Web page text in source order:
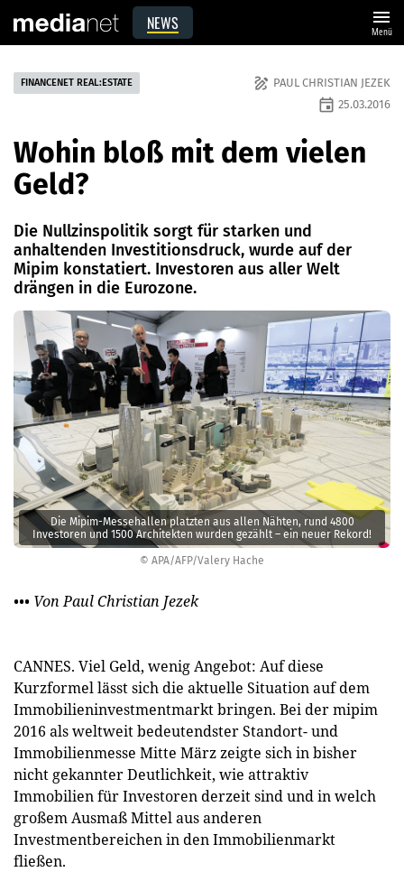
NEWS menu
Menü
© APA/AFP/Valery Hache
Die Mipim-Messehallen platzten aus allen Nähten, rund 4800
Investoren und 1500 Architekten wurden gezählt – ein neuer Rekord!
FINANCENET REAL:ESTATE draw PAUL CHRISTIAN JEZEK
event 25.03.2016
Wohin bloß mit dem vielen
Geld?
Die Nullzinspolitik sorgt für starken und
anhaltenden ­Investitionsdruck, wurde auf der
Mipim konstatiert. ­Investoren aus aller Welt
drängen in die Eurozone.
••• Von Paul Christian Jezek
CANNES. Viel Geld, wenig Angebot: Auf diese
Kurzformel lässt sich die aktuelle Situation auf dem
Immobilieninvestmentmarkt bringen. Bei der mipim
2016 als weltweit bedeutendster Standort- und
Immobilienmesse Mitte März zeigte sich in bisher
nicht gekannter Deutlichkeit, wie attraktiv
Immobilien für Investoren derzeit sind und in welch
großem Ausmaß Mittel aus anderen
Investmentbereichen in den Immobilienmarkt
fließen.